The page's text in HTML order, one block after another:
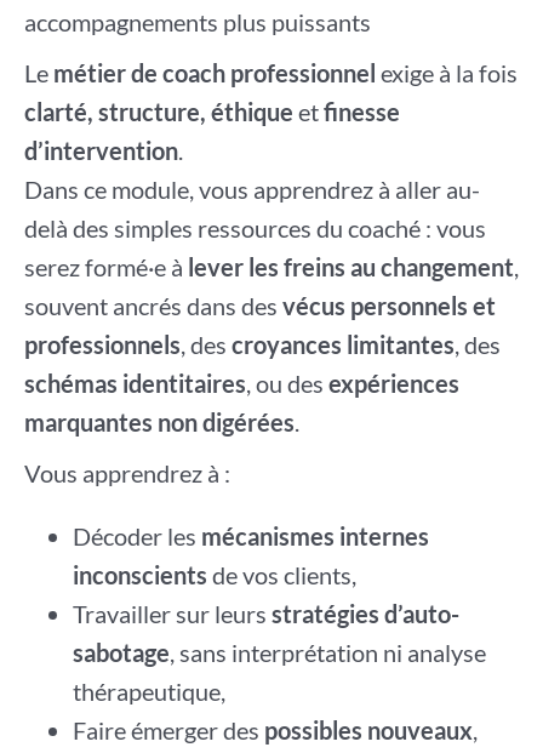
accompagnements plus puissants
Le métier de coach professionnel exige à la fois
clarté, structure, éthique etfinesse
d’intervention.
Dans ce module, vous apprendrez à aller au-
delà des simples ressources du coaché : vous
serez formé·e à lever les freins au changement,
souvent ancrés dans des vécus personnels et
professionnels, des croyances limitantes, des
schémas identitaires, ou des expériences
marquantes non digérées.
Vous apprendrez à :
Décoder les mécanismes internes
inconscients de vos clients,
Travailler sur leurs stratégies d’auto-
sabotage, sans interprétation ni analyse
thérapeutique,
Faire émerger des possibles nouveaux,